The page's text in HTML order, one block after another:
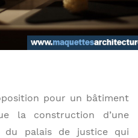
pour un bâtiment
la construction d’une
du palais de justice qui